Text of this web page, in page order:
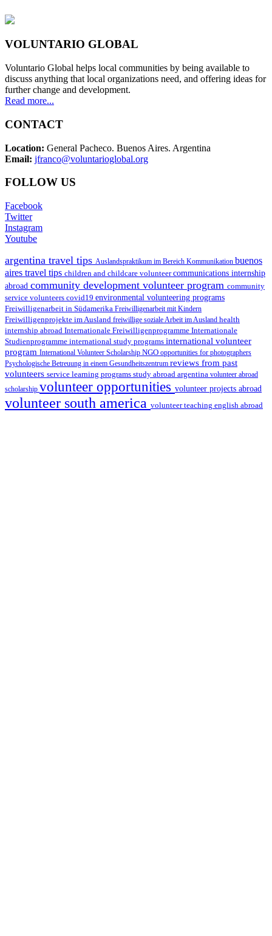
VOLUNTARIO GLOBAL
Voluntario Global helps local communities by being available to
discuss anything that local organizations need, and offering ideas for
further change and development.
Read more...
CONTACT
Location: General Pacheco. Buenos Aires. Argentina
Email: jfranco@voluntarioglobal.org
FOLLOW US
Facebook
Twitter
Instagram
Youtube
argentina travel tips Auslandspraktikum im Bereich Kommunikation buenos
aires travel tips children and childcare volunteercommunications internship
abroad community development volunteer program community
service volunteers covid19 environmental volunteering programs
Freiwilligenarbeit in Südamerika Freiwilligenarbeit mit Kindern
Freiwilligenprojekte im Ausland freiwillige soziale Arbeit im Ausland health
internship abroad Internationale Freiwilligenprogramme Internationale
Studienprogramme international study programs international volunteer
program International Volunteer Scholarship NGO opportunities for photographers
Psychologische Betreuung in einem Gesundheitszentrum reviews from past
volunteers service learning programs study abroad argentina volunteer abroad
scholarship volunteer opportunities volunteer projects abroad
volunteer south america volunteer teaching english abroad